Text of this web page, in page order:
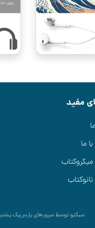
مفید
ما
سبکتو توسط سرورهایپارس‌پک